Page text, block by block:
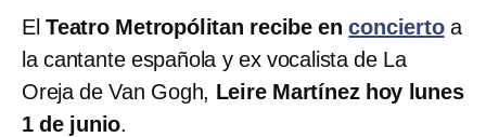
El Teatro Metropólitan recibe enconcierto a
la cantante española y ex vocalista de La
Oreja de Van Gogh, Leire Martínez hoy lunes
1 de junio.